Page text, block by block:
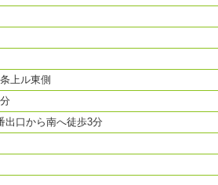
上ル東側
出口から南へ徒歩3分